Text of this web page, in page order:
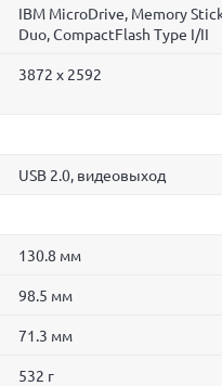
IBM MicroDrive, Memory
Duo, CompactFlash Type I/II
3872 x 2592
USB 2.0, видеовыход
130.8 мм
98.5 мм
71.3 мм
532 г